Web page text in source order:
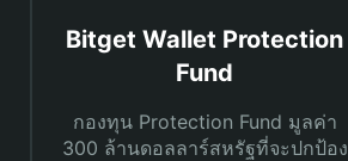
Bitget Wallet Protection
Fund
กองทุน Protection Fund มูลค่า
300 ล้านดอลลาร์สหรัฐที่จะปกป้อง